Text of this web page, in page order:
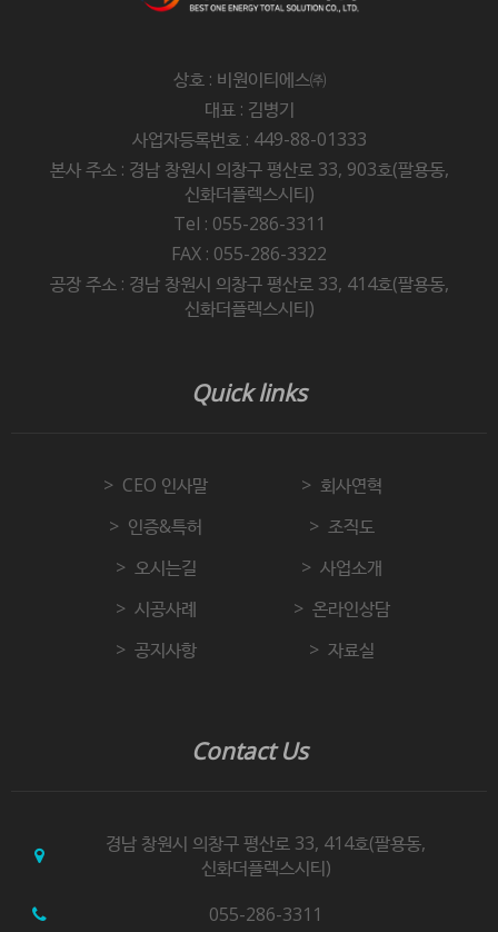
상호 : 비원이티에스㈜
대표 : 김병기
사업자등록번호 : 449-88-01333
본사 주소 : 경남 창원시 의창구 평산로 33, 903호(팔용동,
신화더플렉스시티)
Tel : 055-286-3311
FAX : 055-286-3322
공장 주소 : 경남 창원시 의창구 평산로 33, 414호(팔용동,
신화더플렉스시티)
Quick links
CEO 인사말
회사연혁
인증&특허
조직도
오시는길
사업소개
시공사례
온라인상담
공지사항
자료실
Contact Us
경남 창원시 의창구 평산로 33, 414호(팔용동,
신화더플렉스시티)
055-286-3311